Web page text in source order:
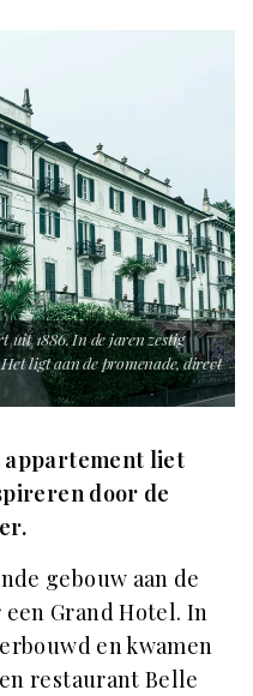
uit 1886. In de jaren zestig
ligt aan de promenade, direct
liet
door de
gebouw aan de
Grand Hotel. In
en kwamen
restaurant Belle